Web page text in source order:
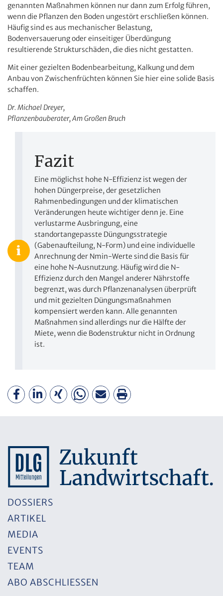
genannten Maßnahmen können nur dann zum Erfolg führen,
wenn die Pflanzen den Boden ungestört erschließen können.
Häufig sind es aus mechanischer Belastung,
Bodenversauerung oder einseitiger Überdüngung
resultierende Strukturschäden, die dies nicht gestatten.
Mit einer gezielten Bodenbearbeitung, Kalkung und dem
Anbau von Zwischenfrüchten können Sie hier eine solide Basis
schaffen.
Dr. Michael Dreyer,
Pflanzenbauberater, Am Großen Bruch
Fazit
Eine möglichst hohe N-Effizienz ist wegen der
hohen Düngerpreise, der gesetzlichen
Rahmenbedingungen und der klimatischen
Veränderungen heute wichtiger denn je. Eine
verlustarme Ausbringung, eine
standortangepasste Düngungsstrategie
(Gabenaufteilung, N-Form) und eine individuelle
Anrechnung der Nmin-Werte sind die Basis für
eine hohe N-Ausnutzung. Häufig wird die N-
Effizienz durch den Mangel anderer Nährstoffe
begrenzt, was durch Pflanzenanalysen überprüft
und mit gezielten Düngungsmaßnahmen
kompensiert werden kann. Alle genannten
Maßnahmen sind allerdings nur die Hälfte der
Miete, wenn die Bodenstruktur nicht in Ordnung
ist.
DOSSIERS
ARTIKEL
MEDIA
EVENTS
TEAM
ABO ABSCHLIESSEN